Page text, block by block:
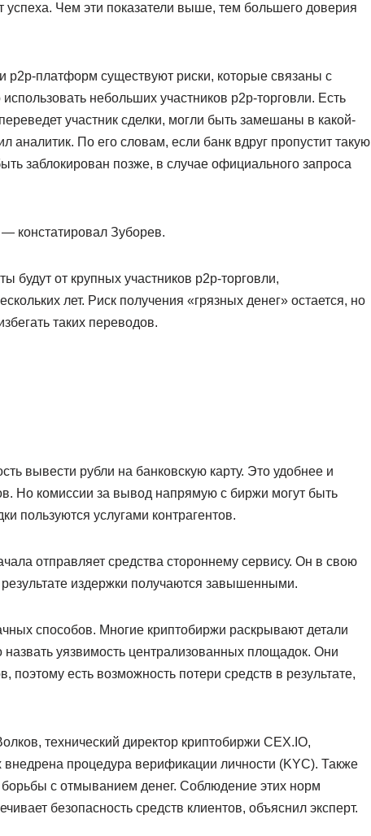
Чем эти показатели выше, тем большего доверия
p2p-платформ существуют риски, которые связаны с
небольших участников p2p-торговли. Есть
участник сделки, могли быть замешаны в какой-
аналитик. По его словам, если банк вдруг пропустит такую
заблокирован позже, в случае официального запроса
констатировал Зуборев.
будут от крупных участников p2p-торговли,
лет. Риск получения «грязных денег» остается, но
таких переводов.
вывести рубли на банковскую карту. Это удобнее и
Но комиссии за вывод напрямую с биржи могут быть
пользуются услугами контрагентов.
отправляет средства стороннему сервису. Он в свою
издержки получаются завышенными.
способов. Многие криптобиржи раскрывают детали
уязвимость централизованных площадок. Они
есть возможность потери средств в результате,
технический директор криптобиржи CEX.IO,
внедрена процедура верификации личности (KYC). Также
с отмыванием денег. Соблюдение этих норм
безопасность средств клиентов, объяснил эксперт.